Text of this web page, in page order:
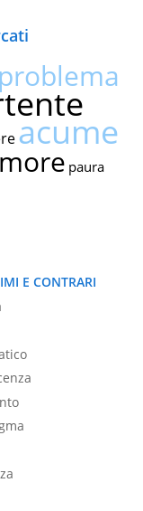
problema
acume
paura
E CONTRARI